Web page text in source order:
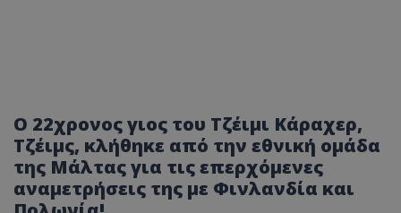
Ο 22χρονος γιος του Τζέιμι Κάραχερ,
Τζέιμς, κλήθηκε από την εθνική ομάδα
της Μάλτας για τις επερχόμενες
αναμετρήσεις της με Φινλανδία και